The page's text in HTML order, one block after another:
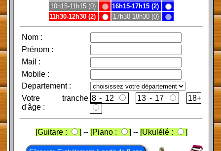
10h15-11h15 (0)
16h15-17h15 (2)
11h30-12h30 (2)
17h30-18h30 (0)
Nom:
Prénom:
Mail :
Mobile:
Departement :
Votre tranche
d'âge :
8 - 12 13 - 17 18+
[Guitare : ] -- [Piano : ] -- [Ukulélé : ]